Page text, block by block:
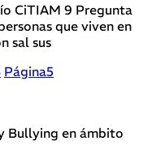
CiTIAM 9 Pregunta
que viven en
sal sus
Página5
Bullying en ámbito